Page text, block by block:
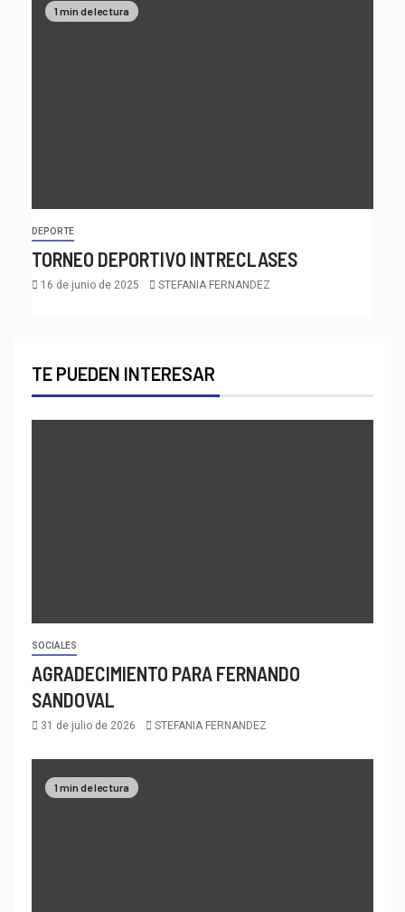
1 min de lectura
DEPORTE
TORNEO DEPORTIVO INTRECLASES
16 de junio de 2025 STEFANIA FERNANDEZ
TE PUEDEN INTERESAR
SOCIALES
AGRADECIMIENTO PARA FERNANDO
SANDOVAL
31 de julio de 2026 STEFANIA FERNANDEZ
1 min de lectura